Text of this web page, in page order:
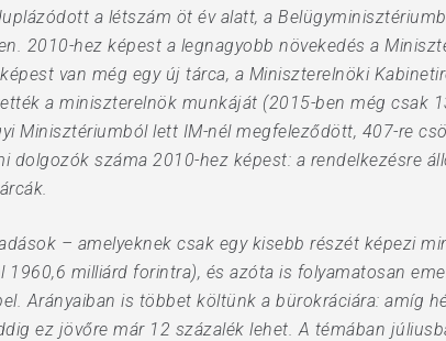
a létszám öt év alatt, a
2010-hez képest a legnagyobb növekedés a
van még egy új tárca, a Miniszterelnöki
a miniszterelnök munkáját (2015-ben még csak
Minisztériumból lett IM-nél megfeleződött, 407-re
száma 2010-hez képest: a rendelkezésre
– amelyeknek csak egy kisebb részét képezi
milliárd forintra), és azóta is folyamatosan
Arányaiban is többet költünk a bürokráciára: amíg
ez jövőre már 12 százalék lehet. A témában